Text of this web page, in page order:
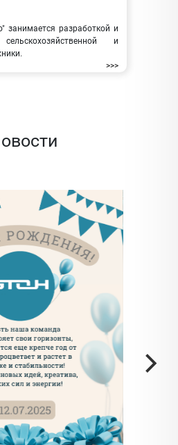
занимается разработкой и
и
>>>